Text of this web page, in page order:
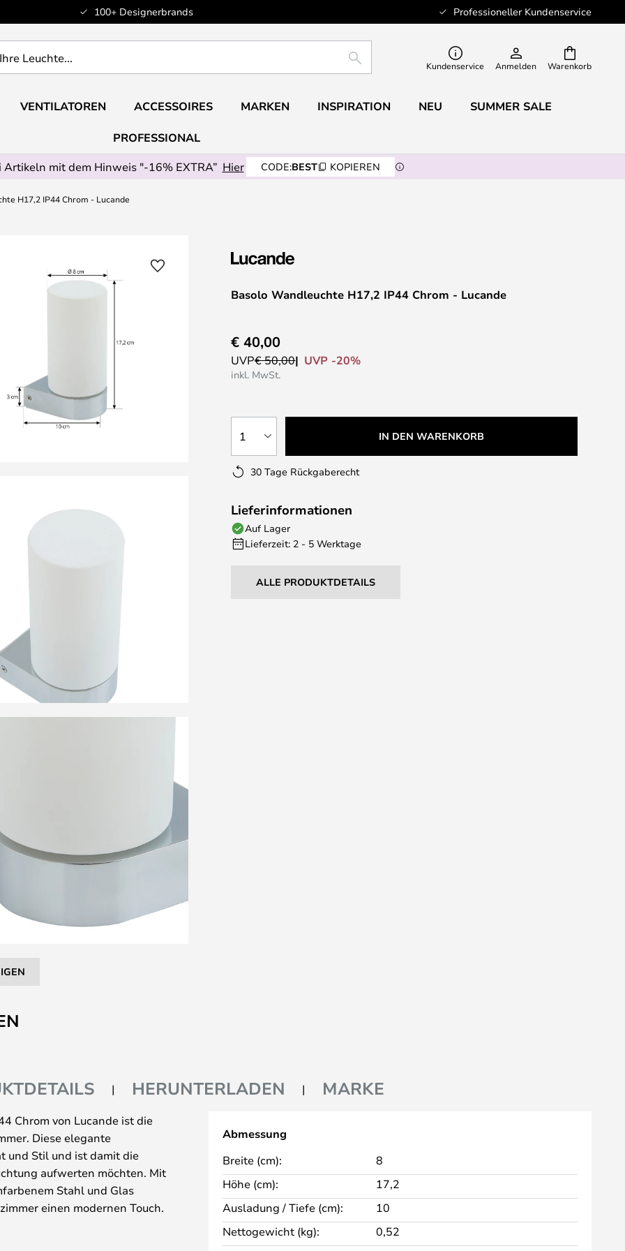
100+ Designerbrands Professioneller Kundenservice
Warenkorb
SUCHE Kundenservice Anmelden
VENTILATOREN ACCESSOIRES MARKEN INSPIRATION NEU SUMMER SALE
PROFESSIONAL
mit dem Hinweis "-16% EXTRA” Hier CODE:BEST KOPIEREN
H17,2 IP44 Chrom - Lucande
Basolo Wandleuchte H17,2 IP44 Chrom - Lucande
€ 40,00
UVP€ 50,00 UVP -20%
inkl. MwSt.
1 IN DEN WARENKORB
30 Tage Rückgaberecht
Lieferinformationen
Auf Lager
Lieferzeit: 2 - 5 Werktage
ALLE PRODUKTDETAILS
HERUNTERLADEN MARKE
Chrom von Lucande ist die
Diese elegante
und Stil und ist damit die
aufwerten möchten. Mit
Stahl und Glas
einen modernen Touch.
von 8 cm und einer Tiefe
Abmessung
Breite (cm):
8
Höhe (cm):
17,2
Ausladung / Tiefe (cm):
10
Nettogewicht (kg):
0,52